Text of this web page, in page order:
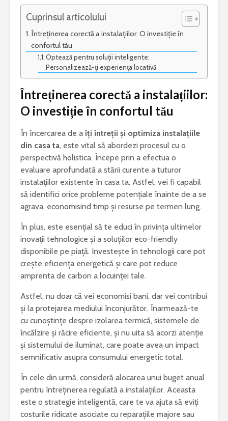
Cuprinsul articolului
Întreținerea corectă a instalațiilor: O investiție în
confortul tău
Optează pentru soluții inteligente:
Personalizează-ți experiența locativă
Întreținerea corectă a instalațiilor:
O investiție în confortul tău
În încercarea de a îți întreții și optimiza instalațiile
din casa ta, este vital să abordezi procesul cu o
perspectivă holistica. Începe prin a efectua o
evaluare aprofundată a stării curente a tuturor
instalațiilor existente în casa ta. Astfel, vei fi capabil
să identifici orice probleme potențiale înainte de a se
agrava, economisind timp și resurse pe termen lung.
În plus, este esențial să te educi în privința ultimelor
inovații tehnologice și a soluțiilor eco-friendly
disponibile pe piață. Investește în tehnologii care pot
crește eficiența energetică și care pot reduce
amprenta de carbon a locuinței tale.
Astfel, nu doar că vei economisi bani, dar vei contribui
și la protejarea mediului înconjurător. Înarmează-te
cu cunoștințe despre izolarea termică, sistemele de
încălzire și răcire eficiente, și nu uita să acorzi atenție
și sistemului de iluminat, care poate avea un impact
semnificativ asupra consumului energetic total.
În cele din urmă, consideră alocarea unui buget anual
pentru întreținerea regulată a instalațiilor. Aceasta
este o strategie inteligentă, care te va ajuta să eviți
costurile ridicate asociate cu reparațiile majore sau
„Iona” de Marin
Sorescu – opera ce
a schimbat
teatrului
Esti pasionat de muzica? Invata un
instrument care ti se potriveste
Text argumentativ despre iubire
Ce este acneea
NUVELA REALISTA
PSIHOLOGICA -MOARA
NOROC – Ioan Slavici
bun?
cei mai